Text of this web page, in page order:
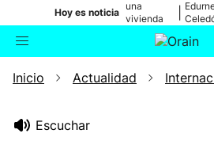
Hoy es noticia
una
vivienda
de Bilbao
Buscador
Inicio Actualidad
Escuchar